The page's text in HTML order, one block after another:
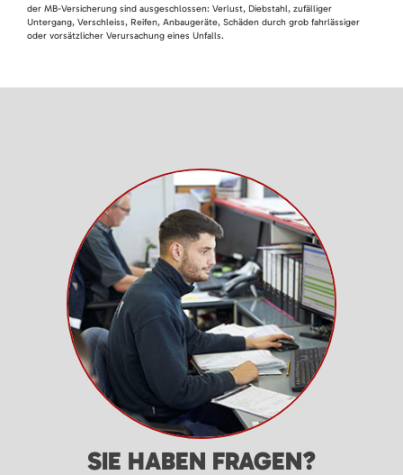
der MB-Versicherung sind ausgeschlossen: Verlust, Diebstahl, zufälliger
Untergang, Verschleiss, Reifen, Anbaugeräte, Schäden durch grob fahrlässiger
oder vorsätzlicher Verursachung eines Unfalls.
SIE HABEN FRAGEN?